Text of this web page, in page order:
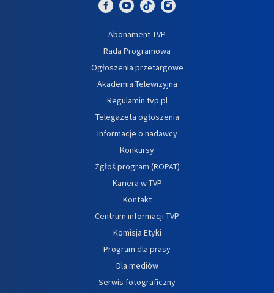
Abonament TVP
Rada Programowa
Ogłoszenia przetargowe
Akademia Telewizyjna
Regulamin tvp.pl
Telegazeta ogłoszenia
Informacje o nadawcy
Konkursy
Zgłoś program (ROPAT)
Kariera w TVP
Kontakt
Centrum informacji TVP
Komisja Etyki
Program dla prasy
Dla mediów
Serwis fotograficzny